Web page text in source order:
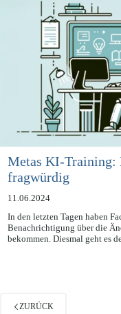
Metas KI-Training:
fragwürdig
11.06.2024
In den letzten Tagen haben
Benachrichtigung über die